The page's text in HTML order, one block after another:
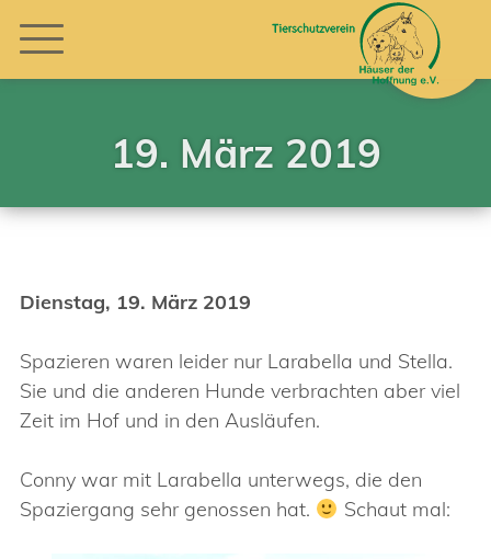
19. März 2019
Dienstag, 19. März 2019
Spazieren waren leider nur Larabella und Stella.
Sie und die anderen Hunde verbrachten aber viel
Zeit im Hof und in den Ausläufen.
Conny war mit Larabella unterwegs, die den
Spaziergang sehr genossen hat.
Schaut mal: